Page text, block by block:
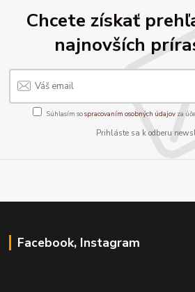
Chcete získať
najnovších
Súhlasím sospracovaním osobných údajov za
Prihláste sa k odberu
Facebook, Instagram